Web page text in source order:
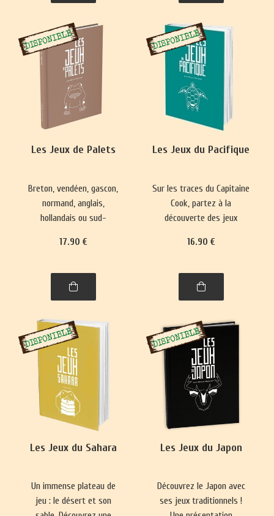
Les Jeux de Palets
Breton, vendéen, gascon,
normand, anglais,
hollandais ou sud-
se pratique presque
emmènera à la découverte
de nombre de ses
peu surprenantes.
17.90 €
Les Jeux du Pacifique
Sur les traces du Capitaine
Cook, partez à la
découverte des jeux
Nouvelle-Zélande,
de Brunei.
16.90 €
Les Jeux du Sahara
Un immense plateau de
jeu : le désert et son
Les Jeux du Japon
Découvrez le Japon avec
ses jeux traditionnels !